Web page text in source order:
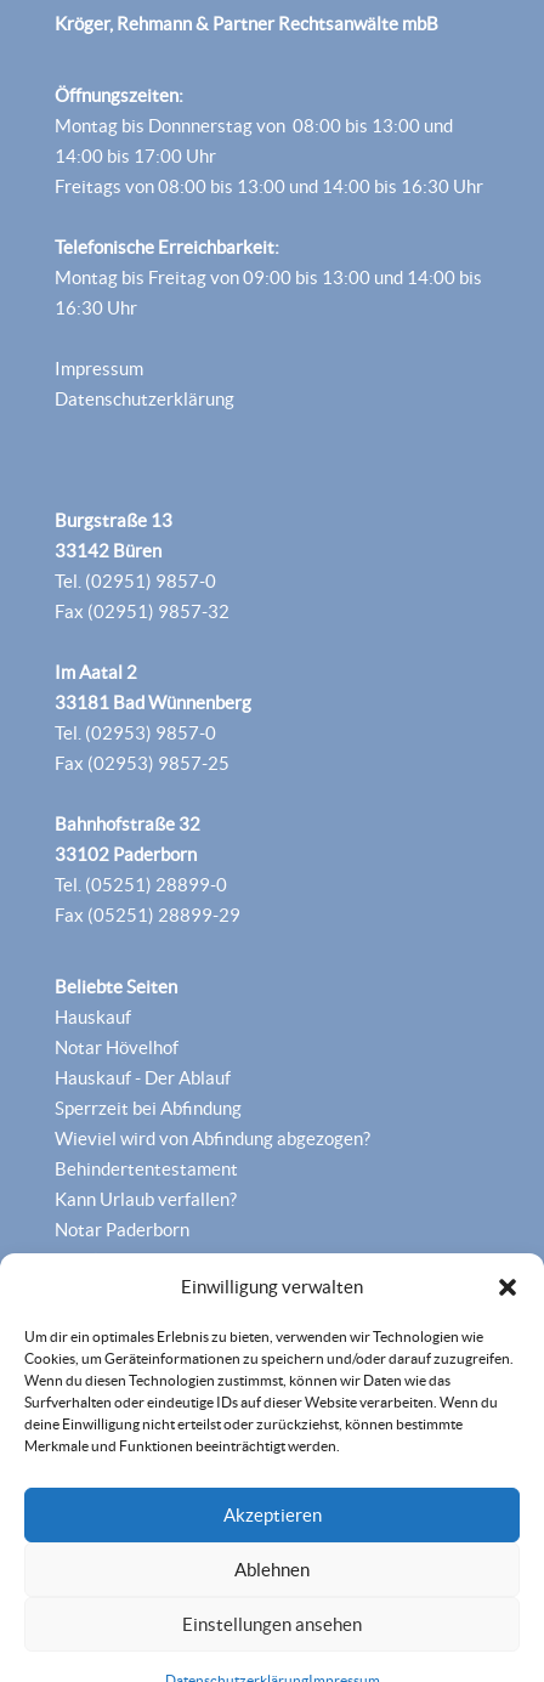
Einwilligung verwalten
Um dir ein optimales Erlebnis zu bieten, verwenden wir Technologien wie
Cookies, um Geräteinformationen zu speichern und/oder darauf zuzugreifen.
Wenn du diesen Technologien zustimmst, können wir Daten wie das
Surfverhalten oder eindeutige IDs auf dieser Website verarbeiten. Wenn du
deine Einwilligung nicht erteilst oder zurückziehst, können bestimmte
Merkmale und Funktionen beeinträchtigt werden.
Akzeptieren
Ablehnen
Einstellungen ansehen
Kröger, Rehmann & Partner Rechtsanwälte mbB
Öffnungszeiten:
Montag bis Donnnerstag von 08:00 bis 13:00 und
14:00 bis 17:00 Uhr
Freitags von 08:00 bis 13:00 und 14:00 bis 16:30 Uhr
Telefonische Erreichbarkeit:
Montag bis Freitag von 09:00 bis 13:00 und 14:00 bis
16:30 Uhr
Impressum
Datenschutzerklärung
Burgstraße 13
33142 Büren
Tel. (02951) 9857-0
Fax (02951) 9857-32
Im Aatal 2
33181 Bad Wünnenberg
Tel. (02953) 9857-0
Fax (02953) 9857-25
Bahnhofstraße 32
33102 Paderborn
Tel. (05251) 28899-0
Fax (05251) 28899-29
Beliebte Seiten
Hauskauf
Notar Hövelhof
Hauskauf - Der Ablauf
Sperrzeit bei Abfindung
Wieviel wird von Abfindung abgezogen?
Behindertentestament
Kann Urlaub verfallen?
Notar Paderborn
Familienrecht Paderborn